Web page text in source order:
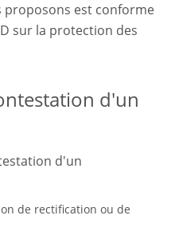
proposons est conforme
sur la protection des
d'un
d'un
de rectification ou de